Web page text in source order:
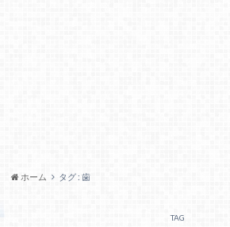
ホーム タグ : 歯
TAG